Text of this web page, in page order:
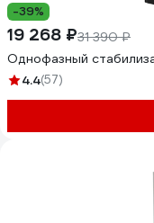
-39%
19 268 ₽31 390 ₽
Однофазный
4.4(57)